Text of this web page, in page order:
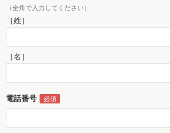
（全角で入力してください）
［姓］
［名］
電話番号